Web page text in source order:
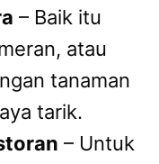
– Baik itu
atau
tanaman
tarik.
– Untuk